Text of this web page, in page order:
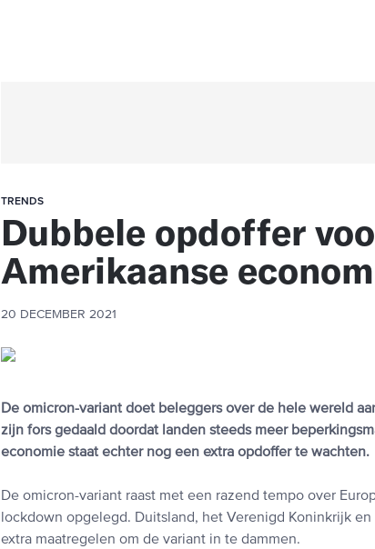
TRENDS
Dubbele opdoffer
Amerikaanse
20 DECEMBER 2021
De omicron-variant doet beleggers over de hele wereld
zijn fors gedaald doordat landen steeds meer
economie staat echter nog een extra opdoffer te wachten.
De omicron-variant raast met een razend tempo over
lockdown opgelegd. Duitsland, het Verenigd Koninkrijk
extra maatregelen om de variant in te dammen.